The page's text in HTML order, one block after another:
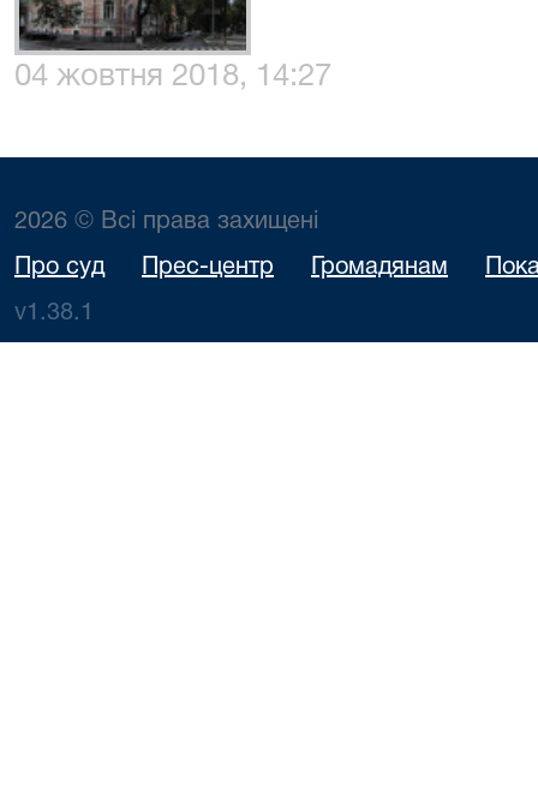
04 жовтня 2018, 14:27
2026 © Всі права захищені
Про суд Прес-центр Громадянам
v1.38.1